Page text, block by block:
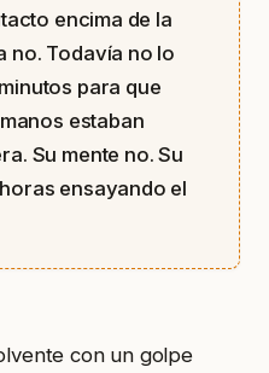
encima de la
no. Todavía no lo
para que
estaban
Su mente no. Su
ensayando el
con un golpe